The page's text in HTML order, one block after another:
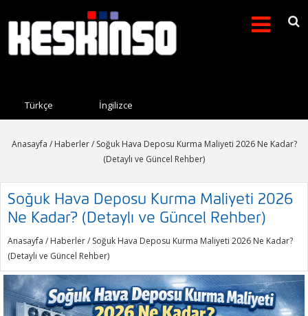
Arama formu
Türkçe İngilizce
Anasayfa / Haberler/ Soğuk Hava Deposu Kurma Maliyeti 2026 Ne Kadar?
(Detaylı ve Güncel Rehber)
Soğuk Hava Deposu Kurma Maliyeti 2026
Ne Kadar? (Detaylı ve Güncel Rehber)
Anasayfa / Haberler/ Soğuk Hava Deposu Kurma Maliyeti 2026 Ne Kadar?
(Detaylı ve Güncel Rehber)